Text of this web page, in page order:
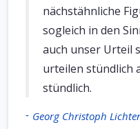
nächstähnliche
sogleich in den
auch unser Urteil
urteilen stündlich
stündlich.
- Georg Christoph